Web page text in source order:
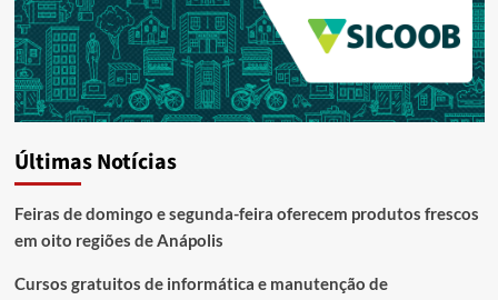
Últimas Notícias
Feiras de domingo e segunda-feira oferecem produtos frescos
em oito regiões de Anápolis
Cursos gratuitos de informática e manutenção de